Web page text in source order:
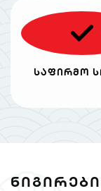
საფირმო
ᲜᲘᲒᲘᲠᲔᲑᲘ